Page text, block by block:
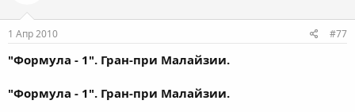
1 Апр 2010 #77
"Формула - 1". Гран-при Малайзии.
"Формула - 1". Гран-при Малайзии.